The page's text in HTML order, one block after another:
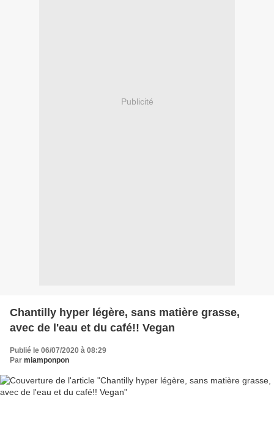
Publicité
Chantilly hyper légère, sans matière grasse,
avec de l'eau et du café!! Vegan
Publié le 06/07/2020 à 08:29
Par miamponpon